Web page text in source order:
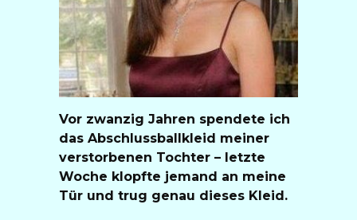
Vor zwanzig Jahren spendete ich
das Abschlussballkleid meiner
verstorbenen Tochter – letzte
Woche klopfte jemand an meine
Tür und trug genau dieses Kleid.